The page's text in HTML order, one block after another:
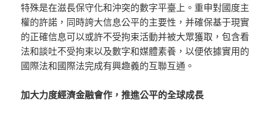
特殊是在滋長保守化和沖突的數字平臺上。重申對國度主
權的許諾，同時誇大信息公平的主要性，并確保基于現實
的正確信息可以或許不受拘束活動并被大眾獲取，包含看
法和談吐不受拘束以及數字和媒體素養，以便依據實用的
國際法和國際法完成有興趣義的互聯互通。
加大力度經濟金融會作，推進公平的全球成長